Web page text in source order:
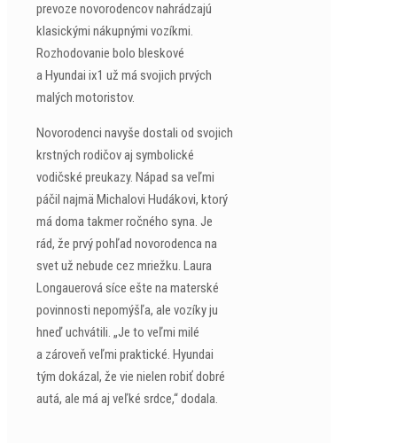
prevoze novorodencov nahrádzajú
klasickými nákupnými vozíkmi.
Rozhodovanie bolo bleskové
a Hyundai ix1 už má svojich prvých
malých motoristov.
Novorodenci navyše dostali od svojich
krstných rodičov aj symbolické
vodičské preukazy. Nápad sa veľmi
páčil najmä Michalovi Hudákovi, ktorý
má doma takmer ročného syna. Je
rád, že prvý pohľad novorodenca na
svet už nebude cez mriežku. Laura
Longauerová síce ešte na materské
povinnosti nepomýšľa, ale vozíky ju
hneď uchvátili. „Je to veľmi milé
a zároveň veľmi praktické. Hyundai
tým dokázal, že vie nielen robiť dobré
autá, ale má aj veľké srdce,“ dodala.